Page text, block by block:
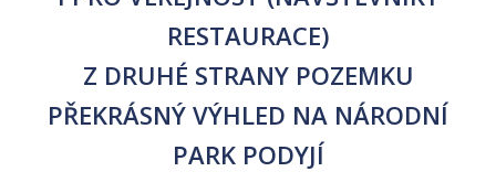
RESTAURACE)
Z DRUHÉ STRANY POZEMKU
PŘEKRÁSNÝ VÝHLED NA NÁRODNÍ
PARK PODYJÍ